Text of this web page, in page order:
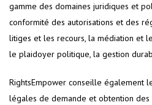
gamme des domaines juridiques et
conformité des autorisations et des
litiges et les recours, la médiation et
le plaidoyer politique, la gestion
RightsEmpower conseille également
légales de demande et obtention des